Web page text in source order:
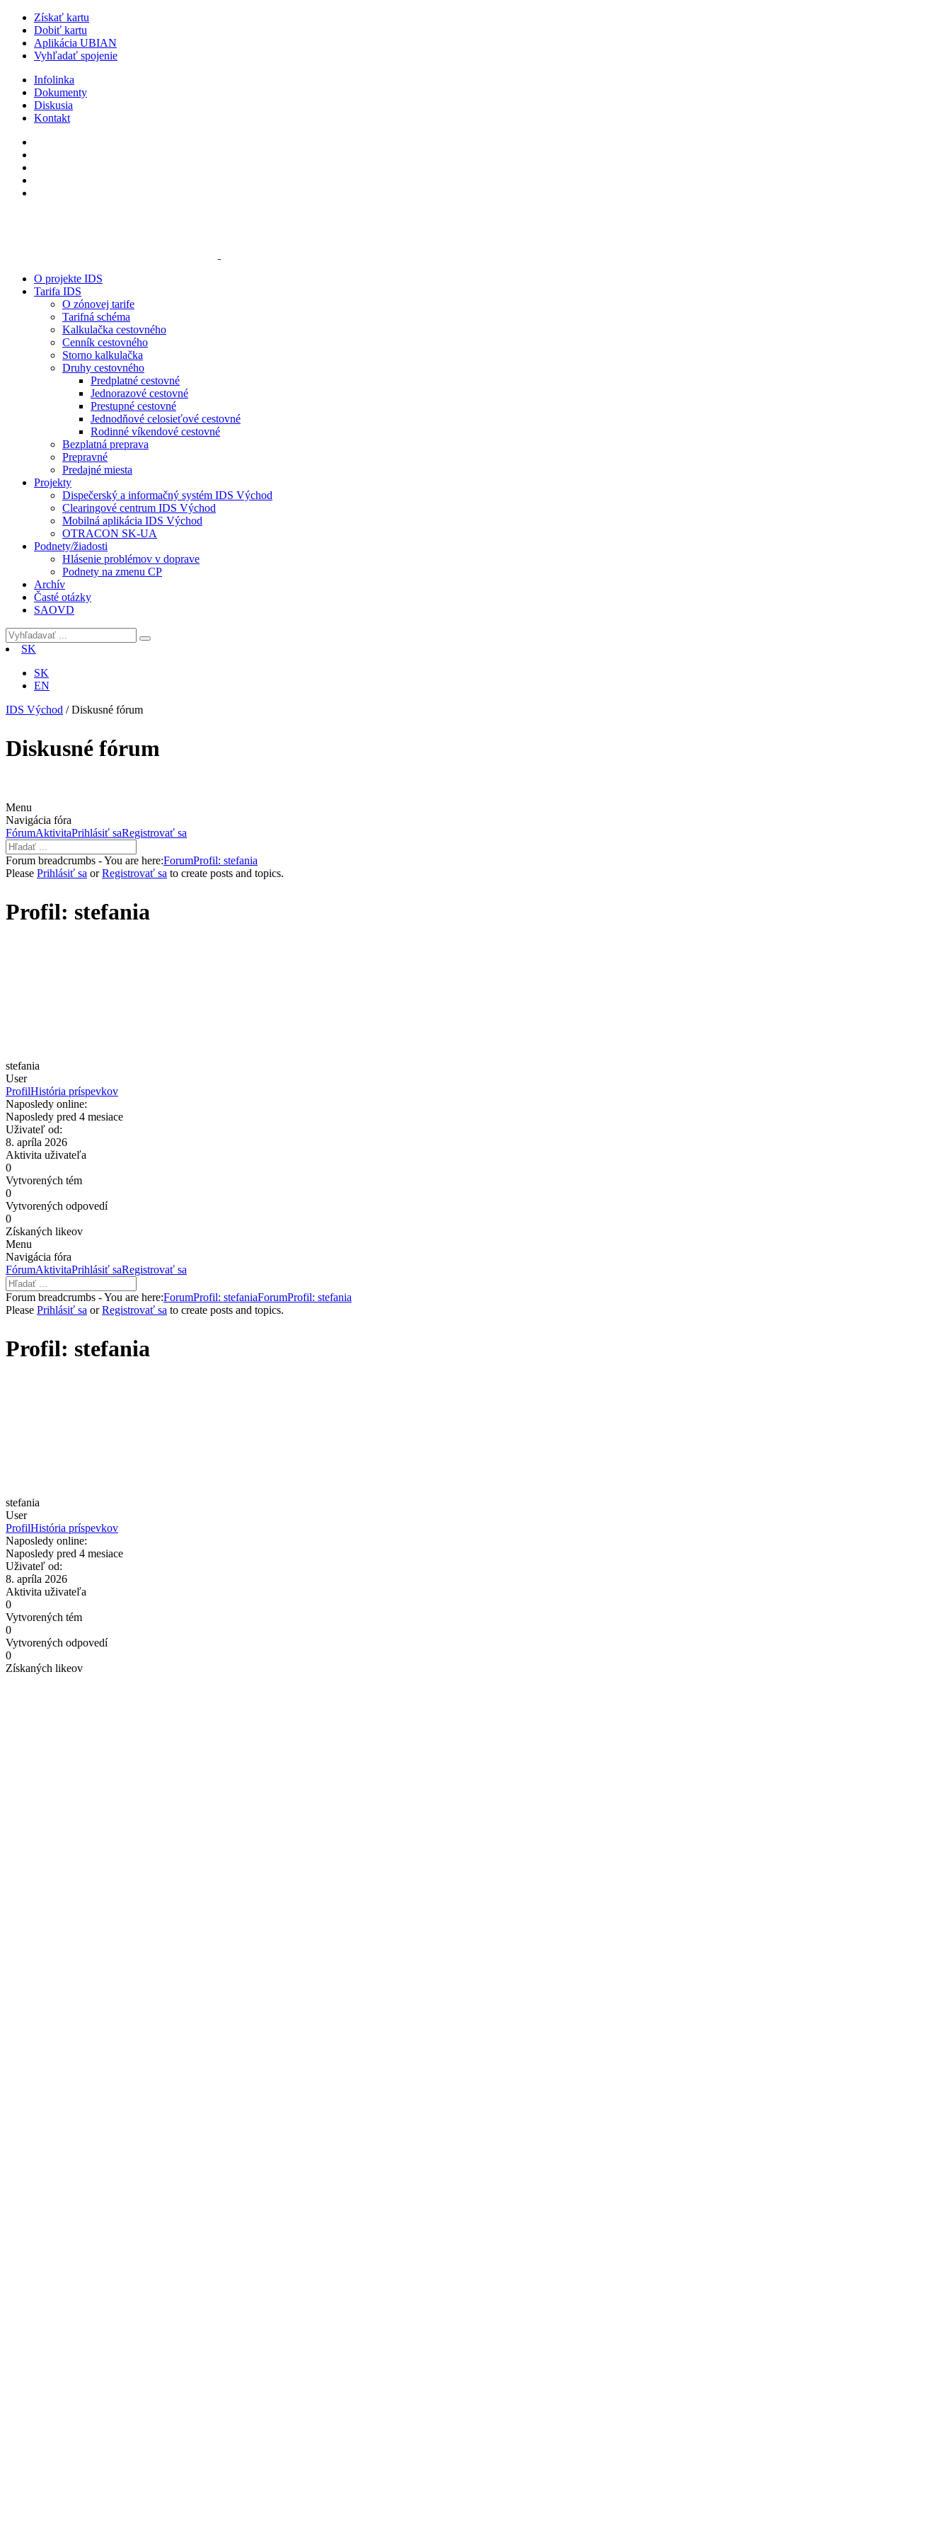
Získať kartu
Dobiť kartu
Aplikácia UBIAN
Vyhľadať spojenie
Infolinka
Dokumenty
Diskusia
Kontakt
O projekte IDS
Tarifa IDS
O zónovej tarife
Tarifná schéma
Kalkulačka cestovného
Cenník cestovného
Storno kalkulačka
Druhy cestovného
Predplatné cestovné
Jednorazové cestovné
Prestupné cestovné
Jednodňové celosieťové cestovné
Rodinné víkendové cestovné
Bezplatná preprava
Prepravné
Predajné miesta
Projekty
Dispečerský a informačný systém IDS Východ
Clearingové centrum IDS Východ
Mobilná aplikácia IDS Východ
OTRACON SK-UA
Podnety/žiadosti
Hlásenie problémov v doprave
Podnety na zmenu CP
Archív
Časté otázky
SAOVD
SK
SK
EN
IDS Východ /Diskusné fórum
Diskusné fórum
Menu
Navigácia fóra
FórumAktivitaPrihlásiť saRegistrovať sa
Forum breadcrumbs - You are here:ForumProfil: stefania
Please Prihlásiť sa orRegistrovať sa to create posts and topics.
Profil: stefania
stefania
User
ProfilHistória príspevkov
Naposledy online:
Naposledy pred 4 mesiace
Uživateľ od:
8. apríla 2026
Aktivita uživateľa
0
Vytvorených tém
0
Vytvorených odpovedí
0
Získaných likeov
Menu
Navigácia fóra
FórumAktivitaPrihlásiť saRegistrovať sa
Forum breadcrumbs - You are here:ForumProfil: stefaniaForumProfil: stefania
Please Prihlásiť sa orRegistrovať sa to create posts and topics.
Profil: stefania
stefania
User
ProfilHistória príspevkov
Naposledy online:
Naposledy pred 4 mesiace
Uživateľ od:
8. apríla 2026
Aktivita uživateľa
0
Vytvorených tém
0
Vytvorených odpovedí
0
Získaných likeov